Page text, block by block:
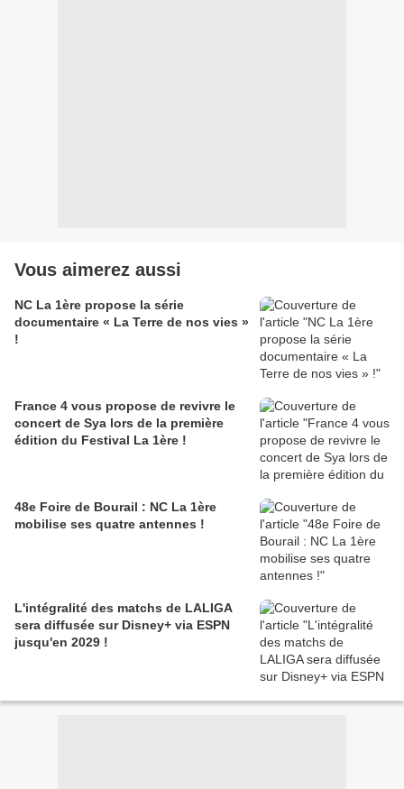
Vous aimerez aussi
NC La 1ère propose la série
documentaire « La Terre de nos vies »
!
France 4 vous propose de revivre le
concert de Sya lors de la première
édition du Festival La 1ère !
48e Foire de Bourail : NC La 1ère
mobilise ses quatre antennes !
L'intégralité des matchs de LALIGA
sera diffusée sur Disney+ via ESPN
jusqu'en 2029 !